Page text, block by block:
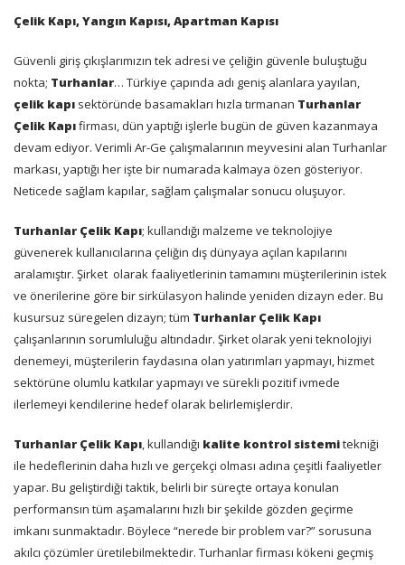
Çelik Kapı, Yangın Kapısı, Apartman Kapısı
Güvenli giriş çıkışlarımızın tek adresi ve çeliğin güvenle buluştuğu
nokta; Turhanlar… Türkiye çapında adı geniş alanlara yayılan,
çelik kapı sektöründe basamakları hızla tırmanan Turhanlar
Çelik Kapıfirması, dün yaptığı işlerle bugün de güven kazanmaya
devam ediyor. Verimli Ar-Ge çalışmalarının meyvesini alan Turhanlar
markası, yaptığı her işte bir numarada kalmaya özen gösteriyor.
Neticede sağlam kapılar, sağlam çalışmalar sonucu oluşuyor.
Turhanlar Çelik Kapı; kullandığı malzeme ve teknolojiye
güvenerek kullanıcılarına çeliğin dış dünyaya açılan kapılarını
aralamıştır. Şirket olarak faaliyetlerinin tamamını müşterilerinin istek
ve önerilerine göre bir sirkülasyon halinde yeniden dizayn eder. Bu
kusursuz süregelen dizayn; tüm Turhanlar Çelik Kapı
çalışanlarının sorumluluğu altındadır. Şirket olarak yeni teknolojiyi
denemeyi, müşterilerin faydasına olan yatırımları yapmayı, hizmet
sektörüne olumlu katkılar yapmayı ve sürekli pozitif ivmede
ilerlemeyi kendilerine hedef olarak belirlemişlerdir.
Turhanlar Çelik Kapı, kullandığı kalite kontrol sistemitekniği
ile hedeflerinin daha hızlı ve gerçekçi olması adına çeşitli faaliyetler
yapar. Bu geliştirdiği taktik, belirli bir süreçte ortaya konulan
performansın tüm aşamalarını hızlı bir şekilde gözden geçirme
imkanı sunmaktadır. Böylece “nerede bir problem var?” sorusuna
akılcı çözümler üretilebilmektedir. Turhanlar firması kökeni geçmiş